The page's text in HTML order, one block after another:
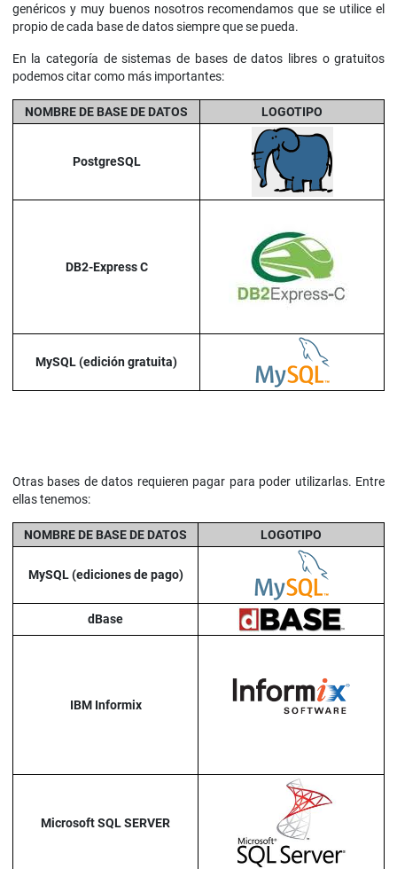
genéricos y muy buenos nosotros recomendamos que se utilice el
propio de cada base de datos siempre que se pueda.
En la categoría de sistemas de bases de datos libres o gratuitos
podemos citar como más importantes:
NOMBRE DE BASE DE DATOS LOGOTIPO
PostgreSQL
DB2-Express C
MySQL (edición gratuita)
Otras bases de datos requieren pagar para poder utilizarlas. Entre
ellas tenemos:
NOMBRE DE BASE DE DATOS LOGOTIPO
MySQL (ediciones de pago)
dBase
IBM Informix
Microsoft SQL SERVER